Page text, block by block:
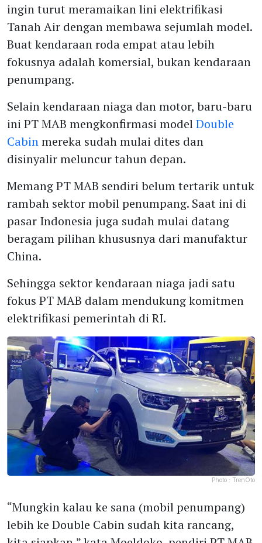
ingin turut meramaikan lini elektrifikasi
Tanah Air dengan membawa sejumlah model.
Buat kendaraan roda empat atau lebih
fokusnya adalah komersial, bukan kendaraan
penumpang.
Selain kendaraan niaga dan motor, baru-baru
ini PT MAB mengkonfirmasi modelDouble
Cabinmereka sudah mulai dites dan
disinyalir meluncur tahun depan.
Memang PT MAB sendiri belum tertarik untuk
rambah sektor mobil penumpang. Saat ini di
pasar Indonesia juga sudah mulai datang
beragam pilihan khususnya dari manufaktur
China.
Sehingga sektor kendaraan niaga jadi satu
fokus PT MAB dalam mendukung komitmen
elektrifikasi pemerintah di RI.
Photo : TrenOto
“Mungkin kalau ke sana (mobil penumpang)
lebih ke Double Cabin sudah kita rancang,